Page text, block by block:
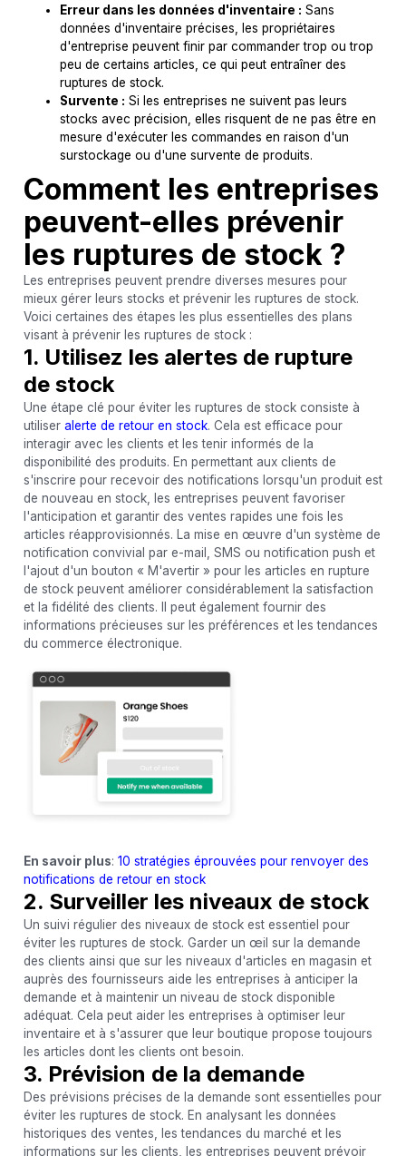
Erreur dans les données d'inventaire : Sans
données d'inventaire précises, les propriétaires
d'entreprise peuvent finir par commander trop ou trop
peu de certains articles, ce qui peut entraîner des
ruptures de stock.
Survente : Si les entreprises ne suivent pas leurs
stocks avec précision, elles risquent de ne pas être en
mesure d'exécuter les commandes en raison d'un
surstockage ou d'une survente de produits.
Comment les entreprises
peuvent-elles prévenir
les ruptures de stock ?
Les entreprises peuvent prendre diverses mesures pour
mieux gérer leurs stocks et prévenir les ruptures de stock.
Voici certaines des étapes les plus essentielles des plans
visant à prévenir les ruptures de stock :
1. Utilisez les alertes de rupture
de stock
Une étape clé pour éviter les ruptures de stock consiste à
utiliser alerte de retour en stock. Cela est efficace pour
interagir avec les clients et les tenir informés de la
disponibilité des produits. En permettant aux clients de
s'inscrire pour recevoir des notifications lorsqu'un produit est
de nouveau en stock, les entreprises peuvent favoriser
l'anticipation et garantir des ventes rapides une fois les
articles réapprovisionnés. La mise en œuvre d'un système de
notification convivial par e-mail, SMS ou notification push et
l'ajout d'un bouton « M'avertir » pour les articles en rupture
de stock peuvent améliorer considérablement la satisfaction
et la fidélité des clients. Il peut également fournir des
informations précieuses sur les préférences et les tendances
du commerce électronique.
En savoir plus: 10 stratégies éprouvées pour renvoyer des
notifications de retour en stock
2. Surveiller les niveaux de stock
Un suivi régulier des niveaux de stock est essentiel pour
éviter les ruptures de stock. Garder un œil sur la demande
des clients ainsi que sur les niveaux d'articles en magasin et
auprès des fournisseurs aide les entreprises à anticiper la
demande et à maintenir un niveau de stock disponible
adéquat. Cela peut aider les entreprises à optimiser leur
inventaire et à s'assurer que leur boutique propose toujours
les articles dont les clients ont besoin.
3. Prévision de la demande
Des prévisions précises de la demande sont essentielles pour
éviter les ruptures de stock. En analysant les données
historiques des ventes, les tendances du marché et les
informations sur les clients, les entreprises peuvent prévoir